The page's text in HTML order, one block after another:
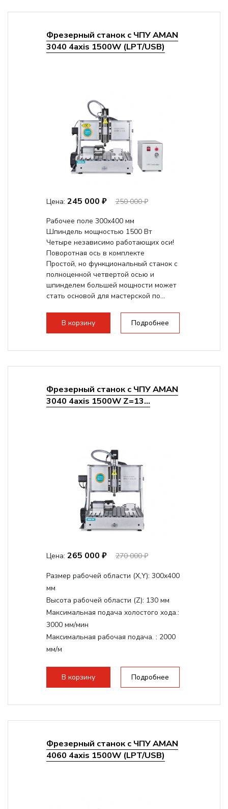
Фрезерный станок с ЧПУ AMAN
3040 4axis 1500W (LPT/USB)
Цена: 245 000 ₽
250 000 ₽
Рабочее поле 300х400 мм
Шпиндель мощностью 1500 Вт
Четыре независимо работающих оси!
Поворотная ось в комплекте
Простой, но функциональный станок с
полноценной четвертой осью и
шпинделем большей мощности может
стать основой для мастерской по...
В корзину Подробнее
Фрезерный станок с ЧПУ AMAN
3040 4axis 1500W Z=13...
Цена: 265 000 ₽ 270 000 ₽
Размер рабочей области (Х,Y): 300x400
мм
Высота рабочей области (Z): 130 мм
Максимальная подача холостого хода.:
3000 мм/мин
Максимальная рабочая подача. : 2000
мм/м
стандартно:Т-слот
Цанговый патрон:ER11
В корзину Подробнее
Фрезерный станок с ЧПУ AMAN
4060 4axis 1500W (LPT/USB)